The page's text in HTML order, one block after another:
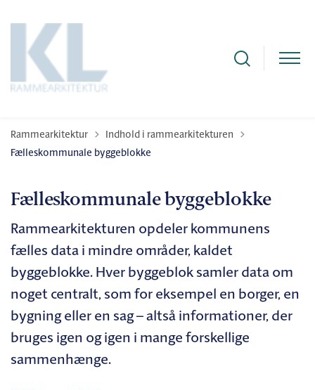
Rammearkitektur Tilbage til
Indhold i rammearkitekturen
Fælleskommunale byggeblokke
Fælleskommunale byggeblokke
Rammearkitekturen opdeler kommunens
fælles data i mindre områder, kaldet
byggeblokke. Hver byggeblok samler data om
noget centralt, som for eksempel en borger, en
bygning eller en sag – altså informationer, der
bruges igen og igen i mange forskellige
sammenhænge.